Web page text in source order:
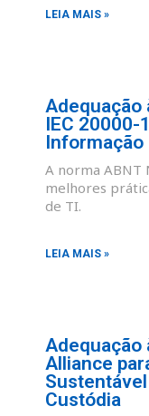
LEIA MAIS »
Adequação
IEC 20000-
Informação
A norma ABNT
melhores
de TI.
LEIA MAIS »
Adequação
Alliance
Custódia